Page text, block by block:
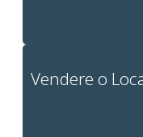
Vendere o